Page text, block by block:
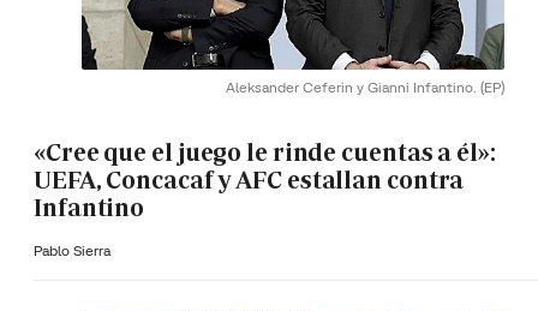
Aleksander Ceferin y Gianni Infantino. (EP)
«Cree que el juego le rinde cuentas a él»:
UEFA, Concacaf y AFC estallan contra
Infantino
Pablo Sierra